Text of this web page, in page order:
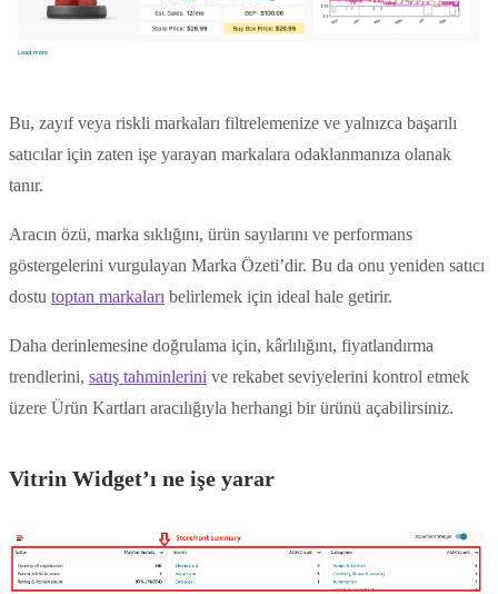
Bu, zayıf veya riskli markaları filtrelemenize ve yalnızca başarılı
satıcılar için zaten işe yarayan markalara odaklanmanıza olanak
tanır.
Aracın özü, marka sıklığını, ürün sayılarını ve performans
göstergelerini vurgulayan Marka Özeti’dir. Bu da onu yeniden satıcı
dostu toptan markaları belirlemek için ideal hale getirir.
Daha derinlemesine doğrulama için, kârlılığını, fiyatlandırma
trendlerini, satış tahminlerini ve rekabet seviyelerini kontrol etmek
üzere Ürün Kartları aracılığıyla herhangi bir ürünü açabilirsiniz.
Vitrin Widget’ı ne işe yarar